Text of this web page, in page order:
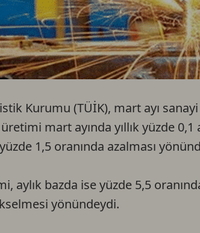
Kurumu (TÜİK), mart ayı
mart ayında yıllık yüzde
1,5 oranında azalması
aylık bazda ise yüzde 5,5
yönündeydi.